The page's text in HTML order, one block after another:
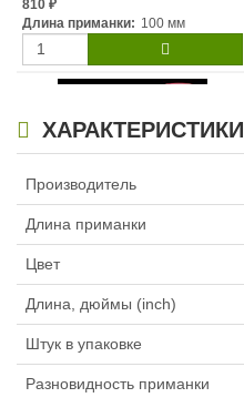
810 ₽
Длина приманки: 100 мм
Риппер Relax Kopyto 4L″ (10 см, 10
шт) BLS4L-S067R
810
Длина приманки: 100 мм
ХАРАКТЕРИСТИКИ
Производитель
Длина приманки
Цвет
Длина, дюймы (inch)
Штук в упаковке
Разновидность приманки